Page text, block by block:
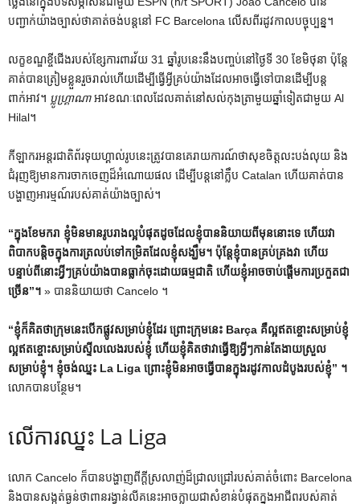
បញ្ជាក់យ៉ាងច្បាស់ថាគាត់ចង់បន្តនៅ FC Barcelona លើសពីរដូវកាលបច្ចុប្បន្ន។
លក្ខខណ្ឌខ្ចីជើងរបស់ខ្សែការពារវ័យ 31 ឆ្នាំរូបនេះនឹងបញ្ចប់នៅថ្ងៃទី 30 ខែមិថុនា ប៉ុន្តែ
គាត់បានត្រៀមខ្លួនរួចរាល់ហើយដើម្បីធ្វើអ្វីគ្រប់យ៉ាងដែលអាចធ្វើទៅបានដើម្បីបន្ត
ពាក់អាវ។ ប្លូហ្គ្រាណាអាវខណៈពេលដែលគាត់នៅសល់កុងត្រាមួយឆ្នាំទៀតជាមួយ Al
Hilal។
កីឡាករអន្តរជាតិព័រទុយហ្គាល់រូបនេះត្រូវបានគេរាយការណ៍ថាសុខចិត្តលះបង់លុយ និង
ជំរុញឱ្យមានការចាកចេញដ៏អំណោយផល ដើម្បីបន្តនៅក្លឹប Catalan ហើយគាត់បាន
បង្ហាញអារម្មណ៍របស់គាត់យ៉ាងច្បាស់។
“ក្នុងខែមករា ខ្ញុំមិនមានរូបរាងល្អបំផុតដូចដែលខ្ញុំបាននិយាយពីមុននោះទេ ហើយវា
ពិបាកបន្តិចក្នុងការត្រលប់ទៅកម្រិតដែលខ្ញុំសង្ឃឹម។ ប៉ុន្តែខ្ញុំបានគ្រប់គ្រងវា ហើយ
បន្ទាប់ពីនោះអ្វីៗគ្រប់យ៉ាងបានធ្លាក់ចុះដោយធម្មជាតិ ហើយខ្ញុំអាចចាប់ផ្តើមការប្រកួតជា
ច្រើន”។ » បាននិយាយថា Cancelo ។
“ខ្ញុំក៏គិតថាក្រុមនេះបើកផ្លូវសម្រាប់ខ្ញុំដែរ ព្រោះក្រុមនេះ Barça គឺល្អឥតខ្ចោះសម្រាប់ខ្ញុំ
ល្អឥតខ្ចោះសម្រាប់ស្ទីលលេងរបស់ខ្ញុំ ហើយខ្ញុំគិតថាវាធ្វើឱ្យអ្វីៗកាន់តែងាយស្រួល
សម្រាប់ខ្ញុំ។ ខ្ញុំចង់ឈ្នះ La Liga ព្រោះខ្ញុំមិនអាចធ្វើបានក្នុងរដូវកាលដំបូងរបស់ខ្ញុំ” ។
លោកបានបន្ថែម។
លើការឈ្នះ La Liga
លោក Cancelo ក៏បានបង្ហាញពីក្តីស្រលាញ់ដ៏ជ្រាលជ្រៅរបស់គាត់ចំពោះ Barcelona
និងបានសង្កត់ធ្ងន់ថាពានរង្វាន់លីគនេះអាចក្លាយជាសំខាន់បំផុតក្នុងអាជីពរបស់គាត់